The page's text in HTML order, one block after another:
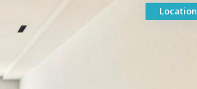
Location